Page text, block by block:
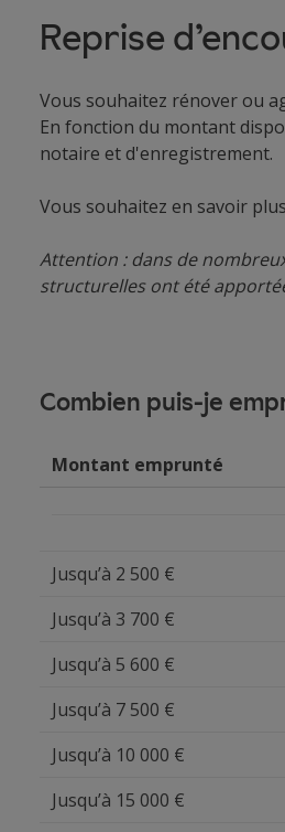
Reprise
Vous souhaitez rénover ou
En fonction du montant
notaire et d'enregistrement.
Vous souhaitez en savoir
Attention : dans de
structurelles ont été
Combien puis-je
Montant emprunté
Jusqu’à 2 500 €
Jusqu’à 3 700 €
Jusqu’à 5 600 €
Jusqu’à 7 500 €
Jusqu’à 10 000 €
Jusqu’à 15 000 €